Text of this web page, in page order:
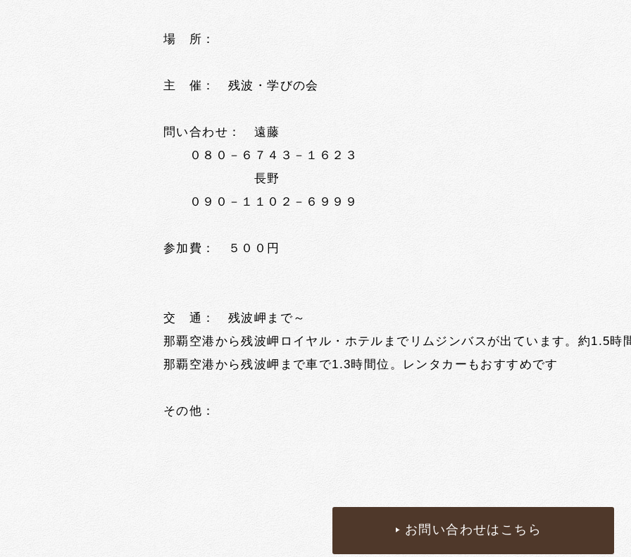
場 所：
主 催： 残波・学びの会
問い合わせ： 遠藤
０８０－６７４３－１６２３
長野
０９０－１１０２－６９９９
参加費： ５００円
交 通： 残波岬まで～
那覇空港から残波岬ロイヤル・ホテルまで リムジンバスが出ています。約1.5時
那覇空港から残波岬まで車で1.3時間位。
レンタカーもおすすめです
その他：
お問い合わせはこちら